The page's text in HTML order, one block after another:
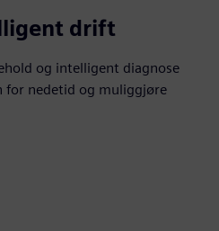
drift
og intelligent diagnose
for nedetid og muliggjøre